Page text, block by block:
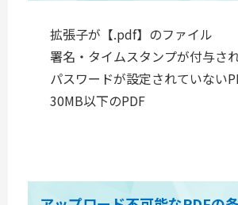
拡張子が【.pdf】のファイル
署名・タイムスタンプが付与さ
パスワードが設定されていない
30MB以下のPDF